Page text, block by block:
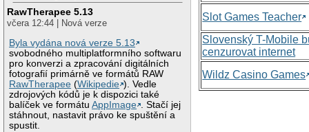
RawTherapee 5.13
včera 12:44 | Nová verze
Byla vydána nová verze 5.13
svobodného multiplatformního softwaru
pro konverzi a zpracování digitálních
fotografií primárně ve formátů RAW
RawTherapee (Wikipedie ). Vedle
zdrojových kódů je k dispozici také
balíček ve formátuAppImage . Stačí jej
stáhnout, nastavit právo ke spuštění a
spustit.
Slot Games Teacher
Slovenský T-Mobile
cenzurovat internet
Wildz Casino Games